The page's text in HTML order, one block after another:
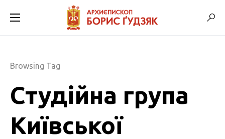
Browsing Tag
Студійна група
Київської